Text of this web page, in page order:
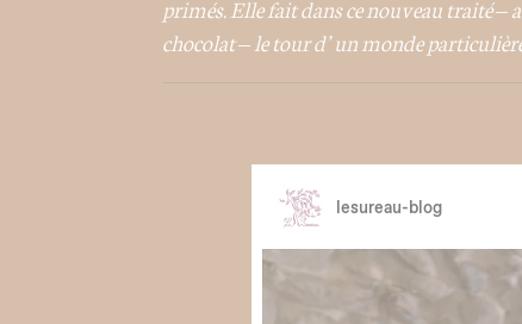
primés. Elle fait dans ce nouveau traité –
chocolat – le tour d’un monde